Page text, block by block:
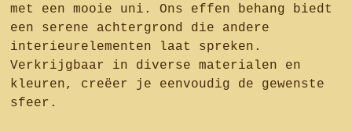
met een mooie uni. Ons effen behang biedt
een serene achtergrond die andere
interieurelementen laat spreken.
Verkrijgbaar in diverse materialen en
kleuren, creëer je eenvoudig de gewenste
sfeer.